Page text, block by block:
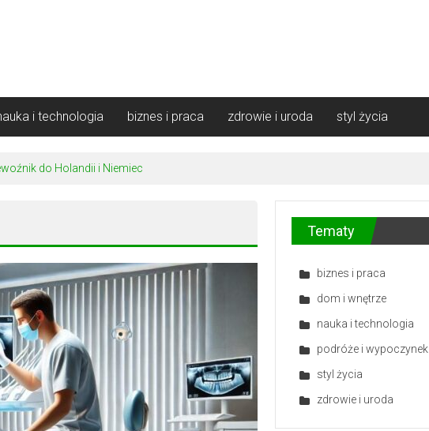
i technologia biznes i praca zdrowie i uroda styl życia
do Holandii i Niemiec
Tematy
biznes i praca
dom i wnętrze
nauka i technologia
podróże i wypoczynek
styl życia
zdrowie i uroda